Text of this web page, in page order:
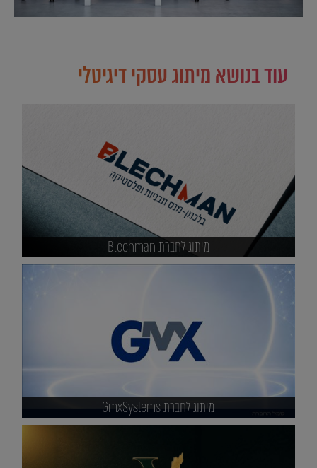
עוד בנושא מיתוג עסקי דיגיטלי
מיתוג לחברת Blechman
מיתוג לחברת GmxSystems